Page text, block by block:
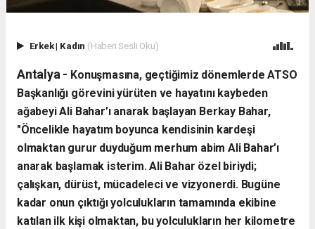
Erkek| Kadın (Haberi Sesli Oku)
Antalya - ​ Konuşmasına, geçtiğimiz dönemlerde ATSO
Başkanlığı görevini yürüten ve hayatını kaybeden
ağabeyi Ali Bahar’ı anarak başlayan Berkay Bahar,
"Öncelikle hayatım boyunca kendisinin kardeşi
olmaktan gurur duyduğum merhum abim Ali Bahar’ı
anarak başlamak isterim. Ali Bahar özel biriydi;
çalışkan, dürüst, mücadeleci ve vizyonerdi. Bugüne
kadar onun çıktığı yolculukların tamamında ekibine
katılan ilk kişi olmaktan, bu yolculukların her kilometre